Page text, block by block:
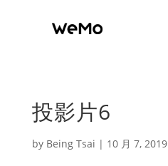
投影片6
by Being Tsai | 10 月 7, 2019